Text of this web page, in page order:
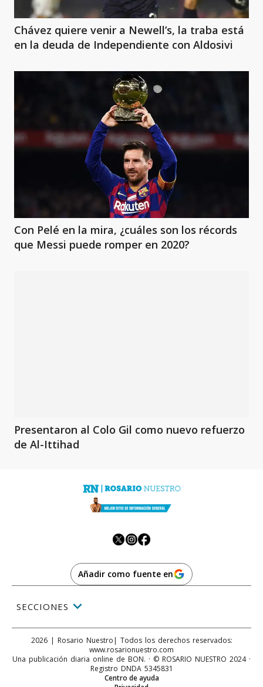
Chávez quiere venir a Newell’s, la traba está
en la deuda de Independiente con Aldosivi
Con Pelé en la mira, ¿cuáles son los récords
que Messi puede romper en 2020?
Presentaron al Colo Gil como nuevo refuerzo
de Al-Ittihad
Añadir como fuente en
SECCIONES
2026| Rosario Nuestro | Todos los derechos reservados:
www.rosarionuestro.com
Una publicación diaria online de BON. · © ROSARIO NUESTRO 2024 ·
Registro DNDA 5345831
Centro de ayuda